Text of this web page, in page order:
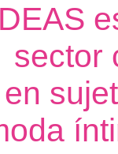
sector